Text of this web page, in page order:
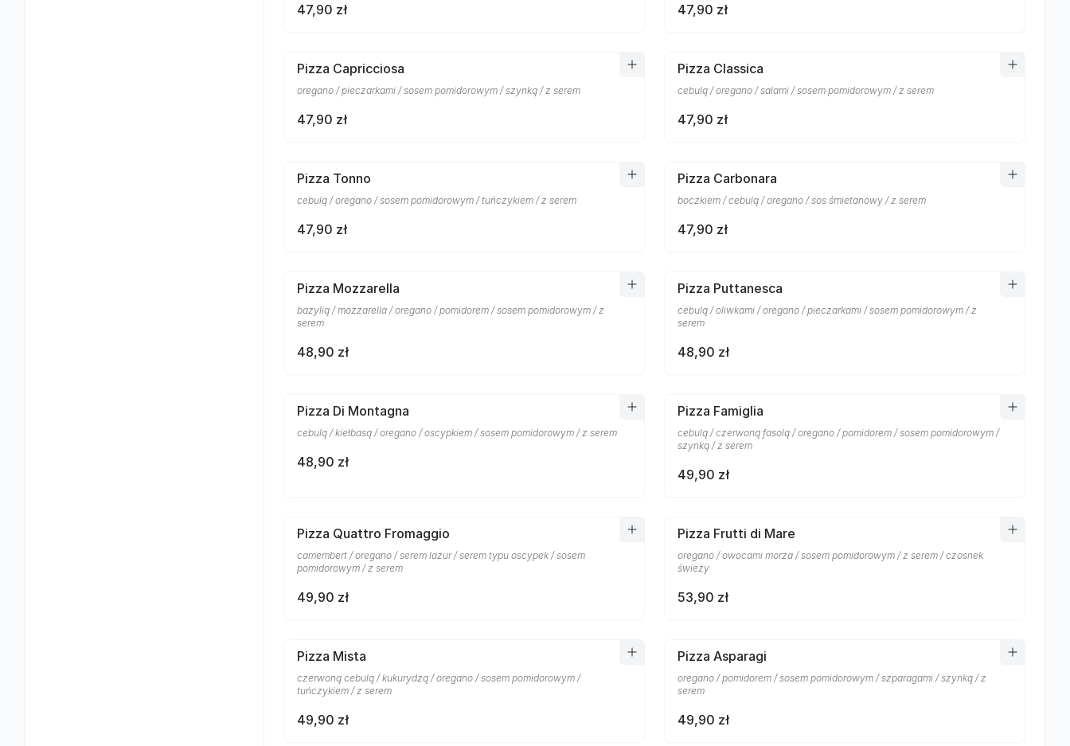
47,90 zł 47,90 zł
Pizza Capricciosa
oregano / pieczarkami / sosem pomidorowym / szynką / z serem
47,90 zł
Pizza Classica
cebulą / oregano / salami / sosem pomidorowym / z serem
47,90 zł
Pizza Tonno
cebulą / oregano / sosem pomidorowym / tuńczykiem / z serem
47,90 zł
Pizza Carbonara
boczkiem / cebulą / oregano / sos śmietanowy / z serem
47,90 zł
Pizza Mozzarella
bazylią / mozzarella / oregano / pomidorem / sosem pomidorowym / z
serem
48,90 zł
Pizza Puttanesca
cebulą / oliwkami / oregano / pieczarkami / sosem pomidorowym / z
serem
48,90 zł
Pizza Di Montagna
cebulą / kiełbasą / oregano / oscypkiem / sosem pomidorowym / z serem
48,90 zł
Pizza Famiglia
cebulą / czerwoną fasolą / oregano / pomidorem / sosem pomidorowym /
szynką / z serem
49,90 zł
Pizza Quattro Fromaggio
camembert / oregano / serem lazur / serem typu oscypek / sosem
pomidorowym / z serem
49,90 zł
Pizza Frutti di Mare
oregano / owocami morza / sosem pomidorowym / z serem / czosnek
świeży
53,90 zł
Pizza Mista
czerwoną cebulą / kukurydzą / oregano / sosem pomidorowym /
tuńczykiem / z serem
49,90 zł
Pizza Asparagi
oregano / pomidorem / sosem pomidorowym / szparagami / szynką / z
serem
49,90 zł